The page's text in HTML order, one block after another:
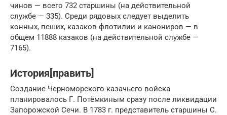
чинов — всего 732 старшины (на действительной
службе — 335). Среди рядовых следует выделить
конных, пеших, казаков флотилии и канониров — в
общем 11888 казаков (на действительной службе —
7165).
История[править]
Создание Черноморского казачьего войска
планировалось Г. Потёмкиным сразу после ликвидации
Запорожской Сечи. В 1783 г. представитель старшины С.